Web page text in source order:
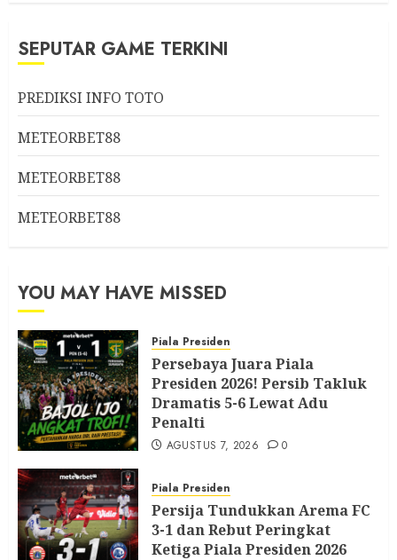
SEPUTAR GAME TERKINI
PREDIKSI INFO TOTO
METEORBET88
METEORBET88
METEORBET88
YOU MAY HAVE MISSED
Piala Presiden
Persebaya Juara Piala
Presiden 2026! Persib Takluk
Dramatis 5-6 Lewat Adu
Penalti
AGUSTUS 7, 2026 0
Piala Presiden
Persija Tundukkan Arema FC
3-1 dan Rebut Peringkat
Ketiga Piala Presiden 2026